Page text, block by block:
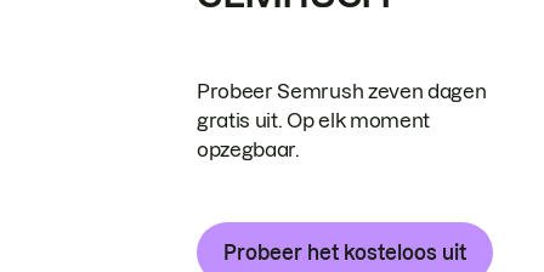
Probeer Semrush zeven dagen
gratis uit. Op elk moment
opzegbaar.
Probeer het kosteloos uit